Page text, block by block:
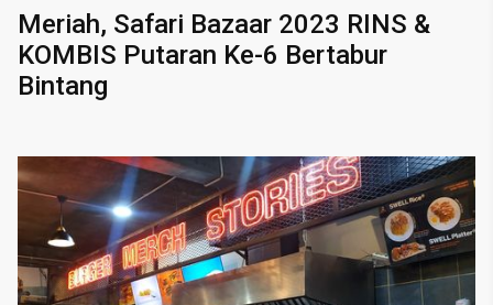
Meriah, Safari Bazaar 2023 RINS &
KOMBIS Putaran Ke-6 Bertabur
Bintang